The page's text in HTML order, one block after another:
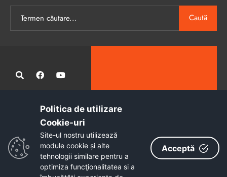
Caută
Administrația publică locală informatizată, calitativă și accesibilă
Copyright © 2026 - Primăria Municipiului Petroșani
Politica de utilizare
Cookie-uri‎
Site-ul nostru utilizează
module cookie și alte
tehnologii similare pentru a
optimiza funcţionalitatea si a
Acceptă